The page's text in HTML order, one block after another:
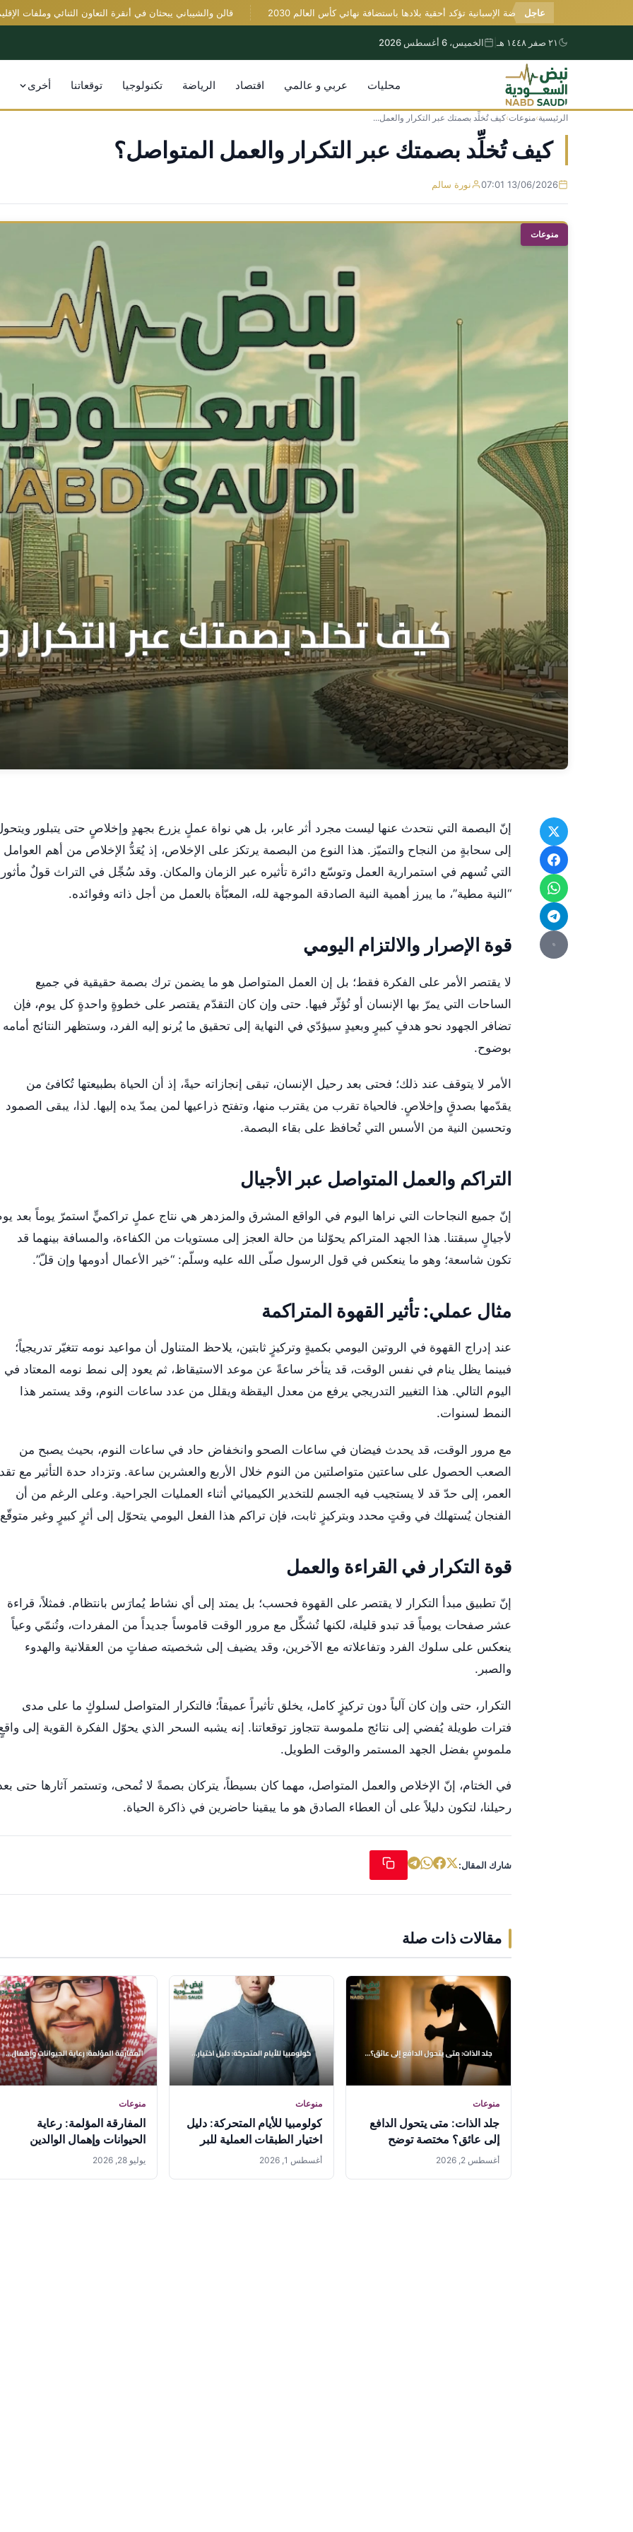
عاجل
وزيرة الرياضة الإسبانية تؤكد أحقية بلادها باستضافة نهائي كأس العالم 2030 قالن والشيباني يبحثان في أنقرة التعاون الثنائي وملفات الإقليم
٢١ صفر ١٤٤٨ هـ الخميس، 6 أغسطس 2026
محليات عربي و عالمي اقتصاد الرياضة تكنولوجيا توقعاتنا أخرى
الرئيسية›منوعات›كيف تُخلِّد بصمتك عبر التكرار والعمل...
كيف تُخلِّد بصمتك عبر التكرار والعمل المتواصل؟
13/06/2026 07:01 نورة سالم
منوعات
إنّ البصمة التي نتحدث عنها ليست مجرد أثر عابر، بل هي نواة عملٍ يزرع بجهدٍ وإخلاصٍ حتى يتبلور
إلى سحابةٍ من النجاح والتميّز. هذا النوع من البصمة يرتكز على الإخلاص، إذ يُعَدُّ الإخلاص من أهم العوامل
التي تُسهم في استمرارية العمل وتوسّع دائرة تأثيره عبر الزمان والمكان. وقد سُجِّل في التراث قولٌ
“النية مطية”، ما يبرز أهمية النية الصادقة الموجهة لله، المعبّأة بالعمل من أجل ذاته وفوائده.
قوة الإصرار والالتزام اليومي
لا يقتصر الأمر على الفكرة فقط؛ بل إن العمل المتواصل هو ما يضمن ترك بصمة حقيقية في جميع
الساحات التي يمرّ بها الإنسان أو تُؤثّر فيها. حتى وإن كان التقدّم يقتصر على خطوةٍ واحدةٍ كل يوم، فإن
تضافر الجهود نحو هدفٍ كبيرٍ وبعيدٍ سيؤدّي في النهاية إلى تحقيق ما يُرنو إليه الفرد، وستظهر النتائج أمامه
بوضوح.
الأمر لا يتوقف عند ذلك؛ فحتى بعد رحيل الإنسان، تبقى إنجازاته حيةً، إذ أن الحياة بطبيعتها تُكافئ من
يقدّمها بصدقٍ وإخلاصٍ. فالحياة تقرب من يقترب منها، وتفتح ذراعيها لمن يمدّ يده إليها. لذا، يبقى الصمود
وتحسين النية من الأسس التي تُحافظ على بقاء البصمة.
التراكم والعمل المتواصل عبر الأجيال
إنّ جميع النجاحات التي نراها اليوم في الواقع المشرق والمزدهر هي نتاج عملٍ تراكميٍّ استمرّ يوماً بعد
لأجيالٍ سبقتنا. هذا الجهد المتراكم يحوّلنا من حالة العجز إلى مستويات من الكفاءة، والمسافة بينهما قد
تكون شاسعة؛ وهو ما ينعكس في قول الرسول صلّى الله عليه وسلّم: “خير الأعمال أدومها وإن قلّ”.
مثال عملي: تأثير القهوة المتراكمة
عند إدراج القهوة في الروتين اليومي بكميةٍ وتركيزٍ ثابتين، يلاحظ المتناول أن مواعيد نومه تتغيّر تدريجياً؛
فبينما يظل ينام في نفس الوقت، قد يتأخر ساعةً عن موعد الاستيقاظ، ثم يعود إلى نمط نومه المعتاد في
اليوم التالي. هذا التغيير التدريجي يرفع من معدل اليقظة ويقلل من عدد ساعات النوم، وقد يستمر هذا
النمط لسنوات.
مع مرور الوقت، قد يحدث فيضان في ساعات الصحو وانخفاض حاد في ساعات النوم، بحيث يصبح من
الصعب الحصول على ساعتين متواصلتين من النوم خلال الأربع والعشرين ساعة. وتزداد حدة التأثير مع
العمر، إلى حدّ قد لا يستجيب فيه الجسم للتخدير الكيميائي أثناء العمليات الجراحية. وعلى الرغم من أن
الفنجان يُستهلك في وقتٍ محدد وبتركيزٍ ثابت، فإن تراكم هذا الفعل اليومي يتحوّل إلى أثرٍ كبيرٍ وغير
قوة التكرار في القراءة والعمل
إنّ تطبيق مبدأ التكرار لا يقتصر على القهوة فحسب؛ بل يمتد إلى أي نشاط يُمارَس بانتظام. فمثلاً، قراءة
عشر صفحات يومياً قد تبدو قليلة، لكنها تُشكِّل مع مرور الوقت قاموساً جديداً من المفردات، وتُنمّي وعياً
ينعكس على سلوك الفرد وتفاعلاته مع الآخرين، وقد يضيف إلى شخصيته صفاتٍ من العقلانية والهدوء
والصبر.
التكرار، حتى وإن كان آلياً دون تركيزٍ كامل، يخلق تأثيراً عميقاً؛ فالتكرار المتواصل لسلوكٍ ما على مدى
فترات طويلة يُفضي إلى نتائج ملموسة تتجاوز توقعاتنا. إنه يشبه السحر الذي يحوّل الفكرة القوية إلى
ملموسٍ بفضل الجهد المستمر والوقت الطويل.
في الختام، إنّ الإخلاص والعمل المتواصل، مهما كان بسيطاً، يتركان بصمةً لا تُمحى، وتستمر آثارها حتى
رحيلنا، لتكون دليلاً على أن العطاء الصادق هو ما يبقينا حاضرين في ذاكرة الحياة.
شارك المقال:
مقالات ذات صلة
منوعات
جلد الذات: متى يتحول الدافع
إلى عائق؟ مختصة توضح
أغسطس 2, 2026
منوعات
كولومبيا للأيام المتحركة: دليل
اختيار الطبقات العملية للبر
والمدينة
أغسطس 1, 2026
منوعات
المفارقة المؤلمة: رعاية
الحيوانات وإهمال الوالدين
يوليو 28, 2026